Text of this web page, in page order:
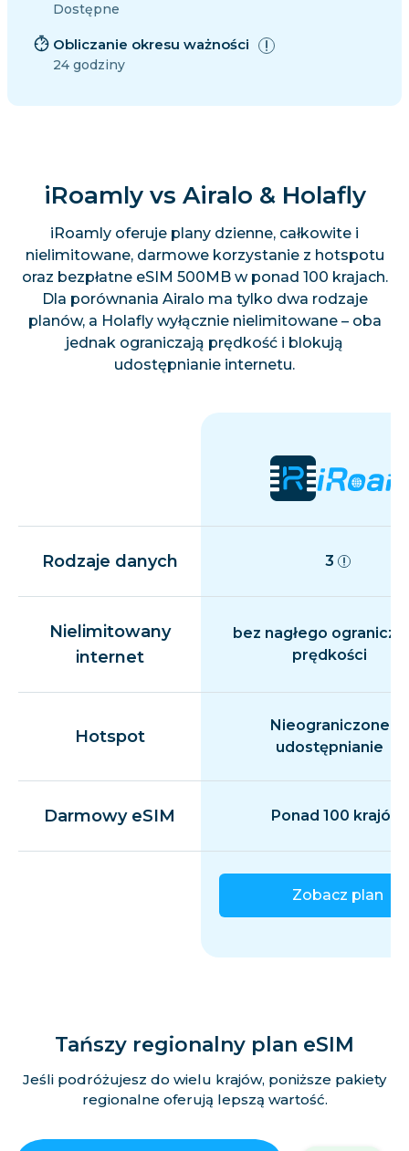
Dostępne
Obliczanie okresu ważności
24 godziny
iRoamly vs Airalo & Holafly
iRoamly oferuje plany dzienne, całkowite i
nielimitowane, darmowe korzystanie z hotspotu
oraz bezpłatne eSIM 500MB w ponad 100 krajach.
Dla porównania Airalo ma tylko dwa rodzaje
planów, a Holafly wyłącznie nielimitowane – oba
jednak ograniczają prędkość i blokują
udostępnianie internetu.
Rodzaje danych 3
Nielimitowany
internet
bez nagłego
prędkości
Hotspot
Nieograniczone
udostępnianie
Darmowy eSIM Ponad 100 krajów
Zobacz plan
Tańszy regionalny plan eSIM
Jeśli podróżujesz do wielu krajów, poniższe pakiety
regionalne oferują lepszą wartość.